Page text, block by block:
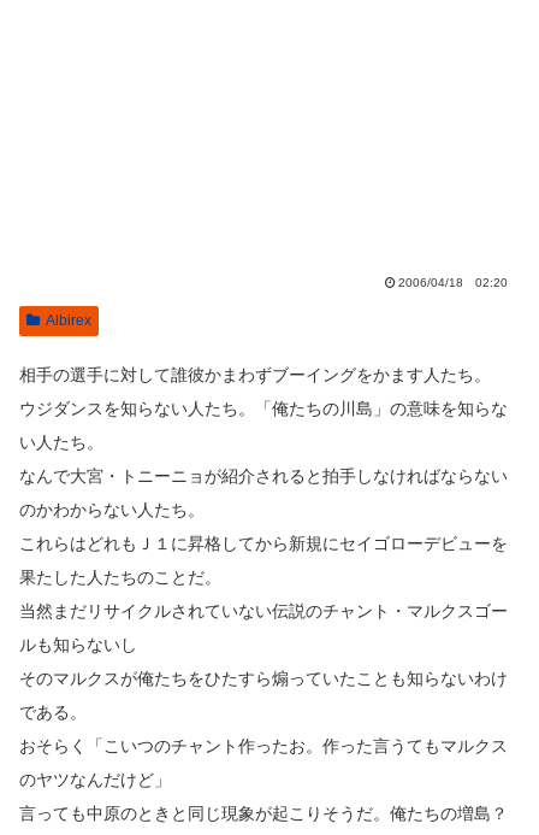
2006/04/18 02:20
Albirex
相手の選手に対して誰彼かまわずブーイングをかます人たち。
ウジダンスを知らない人たち。「俺たちの川島」の意味を知らな
い人たち。
なんで大宮・トニーニョが紹介されると拍手しなければならない
のかわからない人たち。
これらはどれもＪ１に昇格してから新規にセイゴローデビューを
果たした人たちのことだ。
当然まだリサイクルされていない伝説のチャント・マルクスゴー
ルも知らないし
そのマルクスが俺たちをひたすら煽っていたことも知らないわけ
である。
おそらく「こいつのチャント作ったお。作った言うてもマルクス
のヤツなんだけど」
言っても中原のときと同じ現象が起こりそうだ。俺たちの増島？